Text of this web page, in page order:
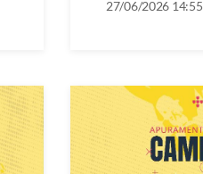
27/06/2026 14:55